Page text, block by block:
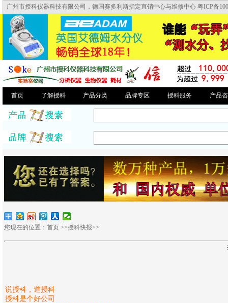
广州市授科仪器科技有限公司，德国赛多利斯指定直销中心与维修中心 粤ICP备
首页 了解授科 产品分类 品牌专区 授科服务 产品
您现在的位置： 首页 >>授科快报>>
说授科，道授科
授科是个好公司